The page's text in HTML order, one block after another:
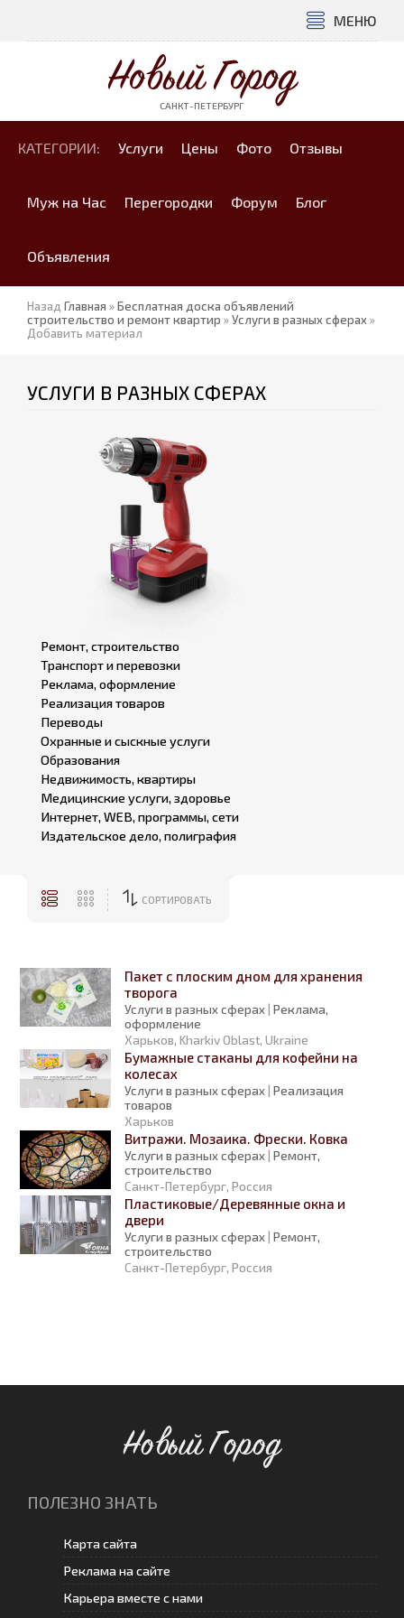
МЕНЮ
Новый Город
САНКТ-ПЕТЕРБУРГ
КАТЕГОРИИ: Услуги Цены Фото Отзывы
Муж на Час Перегородки Форум Блог
Объявления
Назад Главная »Бесплатная доска объявлений
строительство и ремонт квартир »Услуги в разных сферах»
Добавить материал
УСЛУГИ В РАЗНЫХ СФЕРАХ
Ремонт, строительство
Транспорт и перевозки
Реклама, оформление
Реализация товаров
Переводы
Охранные и сыскные услуги
Образования
Недвижимость, квартиры
Медицинские услуги, здоровье
Интернет, WEB, программы, сети
Издательское дело, полиграфия
СОРТИРОВАТЬ
Пакет с плоским дном для хранения
творога
Услуги в разных сферах | Реклама,
оформление
Харьков, Kharkiv Oblast, Ukraine
Бумажные стаканы для кофейни на
колесах
Услуги в разных сферах | Реализация
товаров
Харьков
Витражи. Мозаика. Фрески. Ковка
Услуги в разных сферах | Ремонт,
строительство
Санкт-Петербург, Россия
Пластиковые/Деревянные окна и
двери
Услуги в разных сферах | Ремонт,
строительство
Санкт-Петербург, Россия
Новый Город
ПОЛЕЗНО ЗНАТЬ
Карта сайта
Реклама на сайте
Карьера вместе с нами